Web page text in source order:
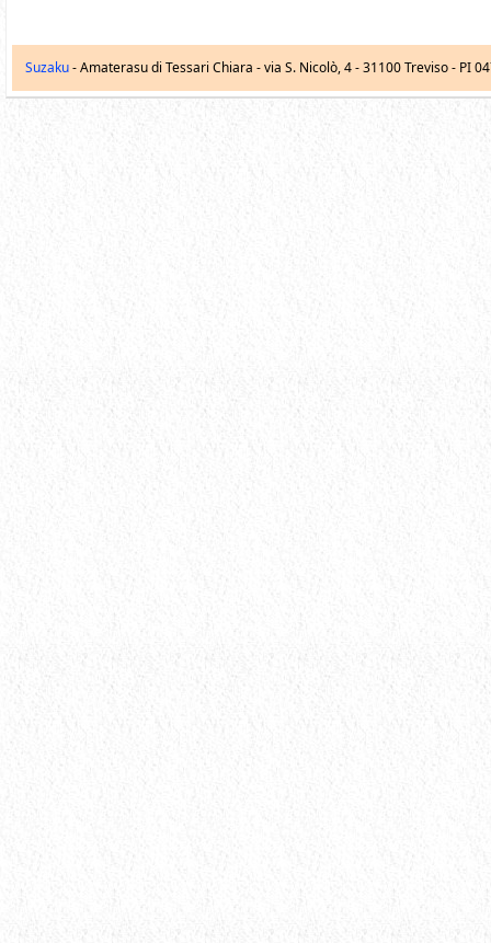
Suzaku- Amaterasu di Tessari Chiara -via S. Nicolò, 4-31100 Treviso - PI